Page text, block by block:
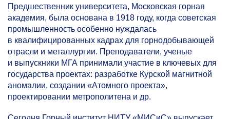
Предшественник университета, Московская горная
академия, была основана в 1918 году, когда советская
промышленность особенно нуждалась
в квалифицированных кадрах для горнодобывающей
отрасли и металлургии. Преподаватели, ученые
и выпускники МГА принимали участие в ключевых для
государства проектах: разработке Курской магнитной
аномалии, создании «Атомного проекта»,
проектировании метрополитена и др.